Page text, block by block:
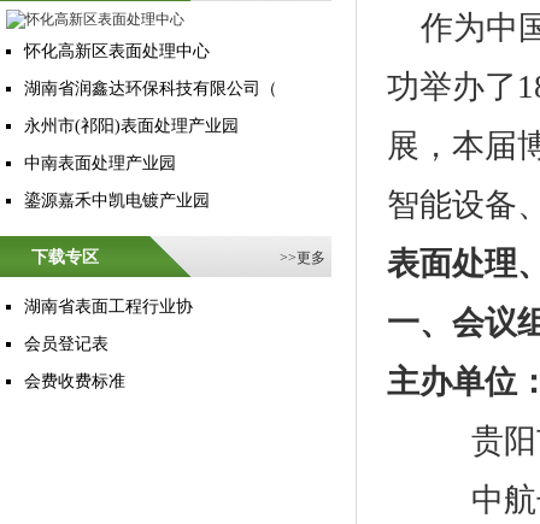
怀化高新区表面处理中心
湖南省润鑫达环保科技有限公司（
永州市(祁阳)表面处理产业园
中南表面处理产业园
鎏源嘉禾中凯电镀产业园
下载专区 >>更多
湖南省表面工程行业协
会员登记表
会费收费标准
功举办了
展，本届
智能设备
表面处理
一、 会议
主办单位
贵阳
中航